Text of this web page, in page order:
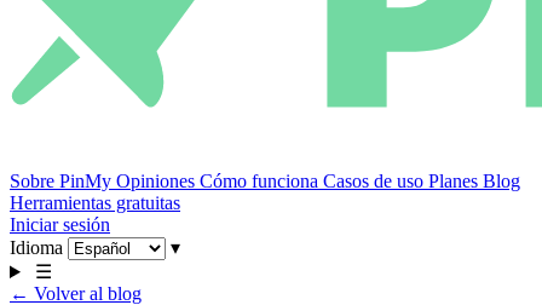
Sobre PinMy Opiniones Cómo funciona Casos de uso Planes Blog
Herramientas gratuitas
Iniciar sesión
Idioma
▾
☰
← Volver al blog